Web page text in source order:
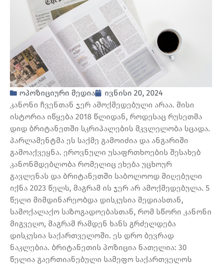
ოპოზიციური მედია
ივნისი 20, 2024
კანონი ჩვენთან ჯერ ამოქმედებული არაა. მისი
ისტორია იწყება 2018 წლიდან, როდესაც რუსეთმა
დიდ ბრიტანეთში სკრიპალების მკვლელობა სცადა.
პარლამენტმა ეს საქმე გამოიძია და ანგარიში
გამოაქვეყნა. ეროვნული უსაფრთხოების შესახებ
კანონმდებლობა რომელიც ეხება უცხოურ
გავლენას და ბრიტანეთში საბოლოოდ მიღებული
იქნა 2023 წელს, მაგრამ ის ჯერ არ ამოქმედებულა. 5
წელი მიმდინარეობდა დისკუსია მედიასთან,
სამოქალაქო საზოგადოებასთან, რომ სწორი კანონი
მიგვეღო, მაგრამ რამდენ ხანს გრძელდება
დისკუსია საქართველოში. ეს დრო ბევრად
ნაკლებია. ბრიტანეთის პოზიცია ნათელია: 30
წელია გაერთიანებული სამეფო საქართველოს